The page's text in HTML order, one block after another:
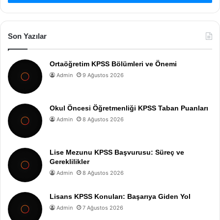
Son Yazılar
Ortaöğretim KPSS Bölümleri ve Önemi
Admin 9 Ağustos 2026
Okul Öncesi Öğretmenliği KPSS Taban Puanları
Admin 8 Ağustos 2026
Lise Mezunu KPSS Başvurusu: Süreç ve
Gereklilikler
Admin 8 Ağustos 2026
Lisans KPSS Konuları: Başarıya Giden Yol
Admin 7 Ağustos 2026